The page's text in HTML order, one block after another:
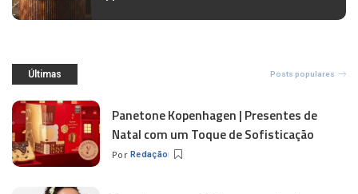
Últimas Posts populares
Panetone Kopenhagen | Presentes de
Natal com um Toque de Sofisticação
Por Redação